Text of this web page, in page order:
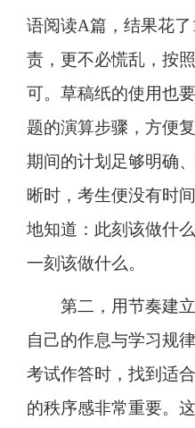
语阅读A篇，结果花
责，更不必慌乱，按
可。草稿纸的使用也
题的演算步骤，方便
期间的计划足够明确
晰时，考生便没有时
地知道：此刻该做什
一刻该做什么。
第二，用节奏建
自己的作息与学习规
考试作答时，找到适
的秩序感非常重要。